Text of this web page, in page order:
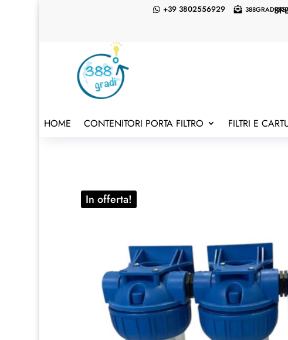
 +39 3802556929 
HOME CONTENITORI PORTA FILTRO FILTRI E
In offerta!